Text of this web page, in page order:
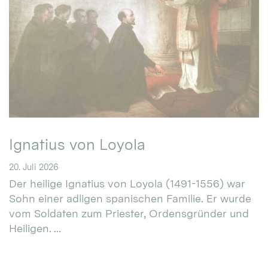
Ignatius von Loyola
20. Juli 2026
Der heilige Ignatius von Loyola (1491-1556) war
Sohn einer adligen spanischen Familie. Er wurde
vom Soldaten zum Priester, Ordensgründer und
Heiligen. ...